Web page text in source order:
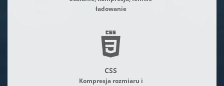
ładowanie
CSS
Kompresja rozmiaru i